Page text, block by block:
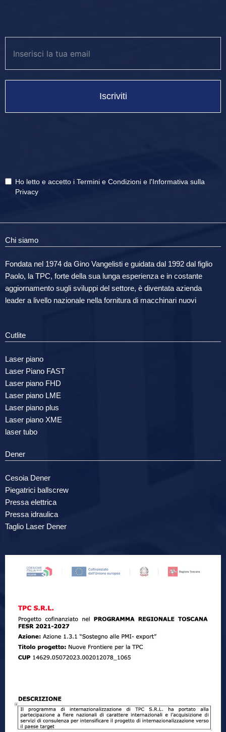
Iscriviti
Ho letto e accetto i Termini e Condizioni e l'Informativa sulla
Privacy
Chi siamo
Fondata nel 1974 da Gino Vangelisti e guidata dal 1992 dal figlio
Paolo, la TPC, forte della sua lunga esperienza e in costante
aggiornamento sugli sviluppi del settore, è diventata azienda
leader a livello nazionale nella fornitura di macchinari nuovi
Cutlite
Laser piano
Laser Piano FAST
Laser piano FHD
Laser piano LME
Laser piano plus
Laser piano XME
laser tubo
Dener
Cesoia Dener
Piegatrici ballscrew
Pressa elettrica
Pressa idraulica
Taglio Laser Dener